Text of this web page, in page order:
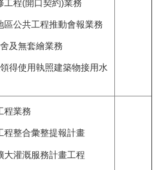
工程(開口契約)業務
區公共工程推動會報業務
及無套繪業務
得使用執照建築物接用水
程業務
程整合彙整提報計畫
大灌溉服務計畫工程